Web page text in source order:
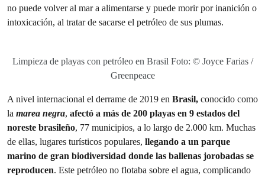
no puede volver al mar a alimentarse y puede morir por inanición o
intoxicación, al tratar de sacarse el petróleo de sus plumas.
Limpieza de playas con petróleo en Brasil Foto: © Joyce Farias /
Greenpeace
A nivel internacional el derrame de 2019 en Brasil, conocido como
la marea negra, afectó a más de 200 playas en 9 estados del
noreste brasileño, 77 municipios, a lo largo de 2.000 km. Muchas
de ellas, lugares turísticos populares, llegando a un parque
marino de gran biodiversidad donde las ballenas jorobadas se
reproducen. Este petróleo no flotaba sobre el agua, complicando